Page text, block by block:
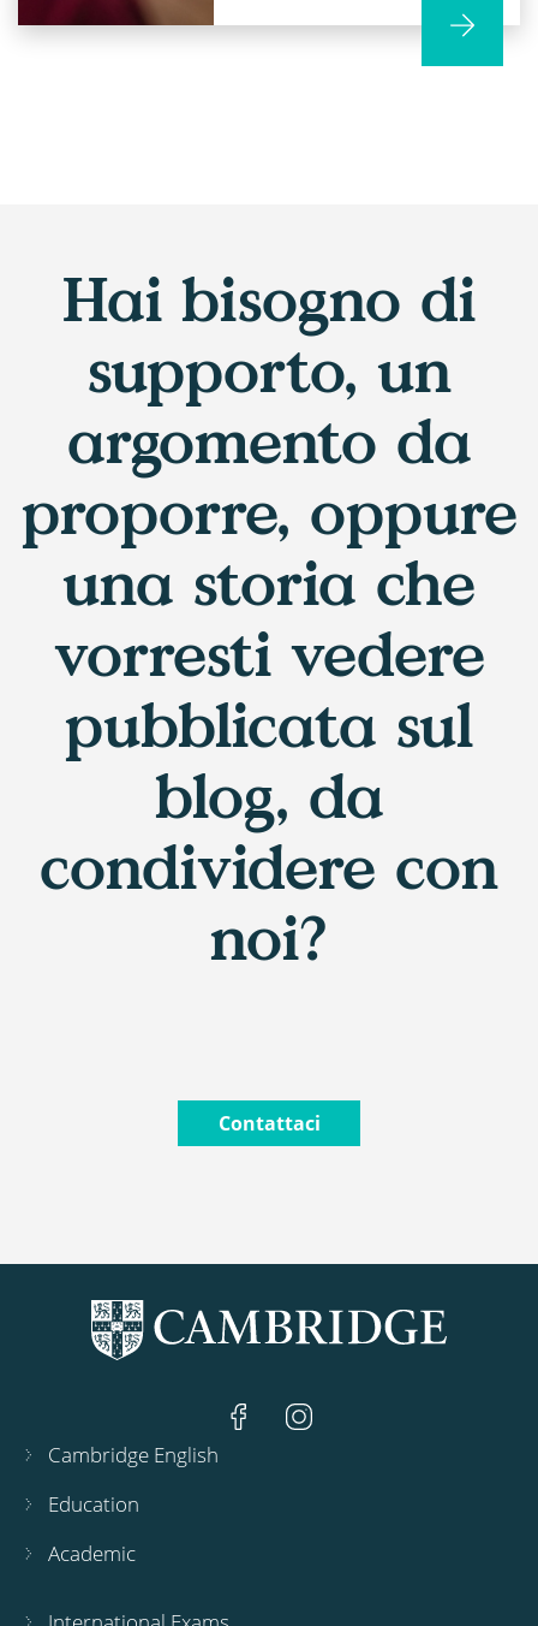
Hai bisogno di
supporto, un
argomento da
proporre, oppure
una storia che
vorresti vedere
pubblicata sul
blog, da
condividere con
noi?
Contattaci
Cambridge English
Education
Academic